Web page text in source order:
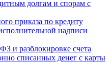
долгам и спорам с
приказа по кредиту
надписи
и разблокировке счета
списанных денег с карты